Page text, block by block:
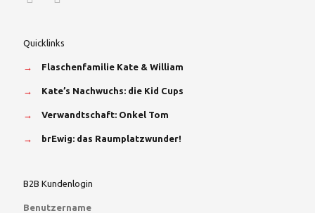
Quicklinks
→ Flaschenfamilie Kate & William
→ Kate’s Nachwuchs: die Kid Cups
→ Verwandtschaft: Onkel Tom
→ brEwig: das Raumplatzwunder!
B2B Kundenlogin
Benutzername